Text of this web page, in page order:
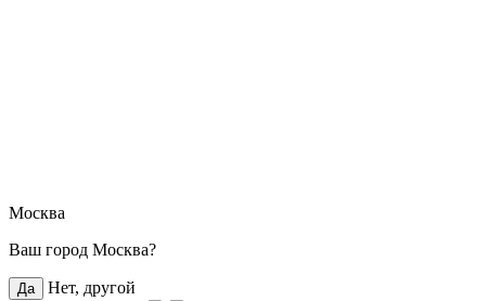
Москва
Ваш город Москва?
Нет, другой